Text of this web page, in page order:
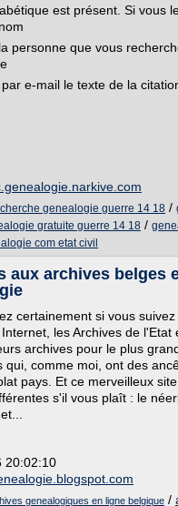
est présent. Si vous
personne que vous
e-mail le texte de la
genealogie guerre 14 18 /
gratuite guerre 14 18 /
com etat civil
aux archives belges
certainement si vous
les Archives de l'Etat
archives pour le plus
qui, comme moi, ont des
pays. Et ce merveilleux
s'il vous plaît : le
20:02:10
genealogiques en ligne belgique /